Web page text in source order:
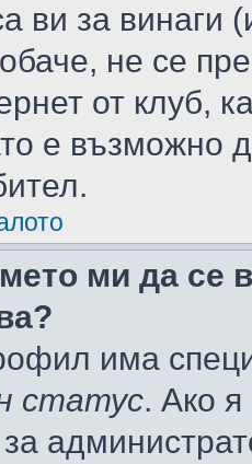
ви за винаги
не се
от клуб,
е възможно
ми да се
има
статус. Ако